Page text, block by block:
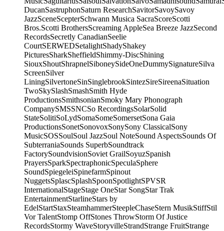
DucanSastruphonSaturn ResearchSavitorSavoySavoy
JazzSceneScepterSchwann Musica SacraScoreScotti
Bros.Scotti BrothersScreaming AppleSea Breeze JazzSecond
RecordsSecretly CanadianSeelie
CourtSERWEDSetalightShadyShakey
PicturesSharkSheffieldShimmy-DiscShining
SiouxShoutShrapnelSiboneySideOneDummySignatureSilva
ScreenSilver
LiningSilvertoneSinSinglebrookSintezSireSireenaSituation
TwoSkySlashSmashSmith Hyde
ProductionsSmithsonianSmoky Mary Phonograph
CompanySMSSNCSo RecordingsSolarSolid
StateSolitiSoLydSomaSomeSomersetSona Gaia
ProductionsSonetSonovoxSonySony ClassicalSony
MusicSOSSoulSoul JazzSoul NoteSound AspectsSounds Of
SubterraniaSounds SuperbSoundtrack
FactorySoundvisionSoviet GrailSoyuzSpanish
PrayersSparkSpectraphonicSpeculaSphere
SoundSpiegeleiSpinefarmSpinout
NuggetsSplascSplashSpoonSpotlightSPVSR
InternationalStageStage OneStar SongStar Trak
EntertainmentStarlineStars by
EdelStartStaxSteamhammerSteepleChaseStern MusikStiffStil
Vor TalentStomp OffStones ThrowStorm Of Justice
RecordsStormy WaveStoryvilleStrandStrange FruitStrange